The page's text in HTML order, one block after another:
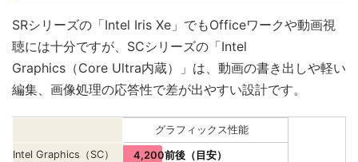
SRシリーズの「Intel Iris Xe」でもOfficeワークや動画視
聴には十分ですが、SCシリーズの「Intel
Graphics（Core Ultra内蔵）」は、動画の書き出しや軽い
編集、画像処理の応答性で差が出やすい設計です。
グラフィックス性能
Intel Graphics（SC） 4,200前後（目安）